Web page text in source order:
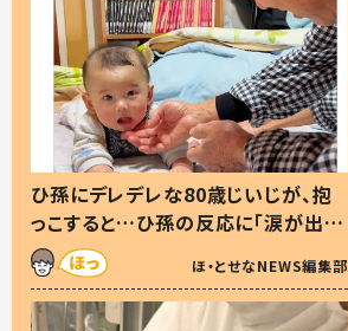
ひ孫にデレデレな80歳じいじが、抱
っこすると…ひ孫の反応に「涙が出ま
した」「可愛くて仕方ない」
ほ・とせなNEWS編集部